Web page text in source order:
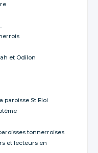
et Odilon
paroisse St Eloi
tonnerroises
et lecteurs en